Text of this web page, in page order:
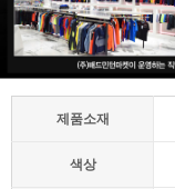
제품소재
색상